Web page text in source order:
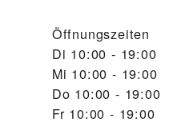
Öffnungszeiten
Di 10:00 - 19:00
Mi 10:00 - 19:00
Do 10:00 - 19:00
Fr 10:00 - 19:00